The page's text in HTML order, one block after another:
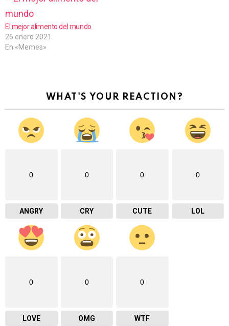
El mejor alimento del mundo
26 enero 2021
En «Memes»
WHAT'S YOUR REACTION?
0
ANGRY
0
CRY
0
CUTE
0
LOL
0
LOVE
0
OMG
0
WTF